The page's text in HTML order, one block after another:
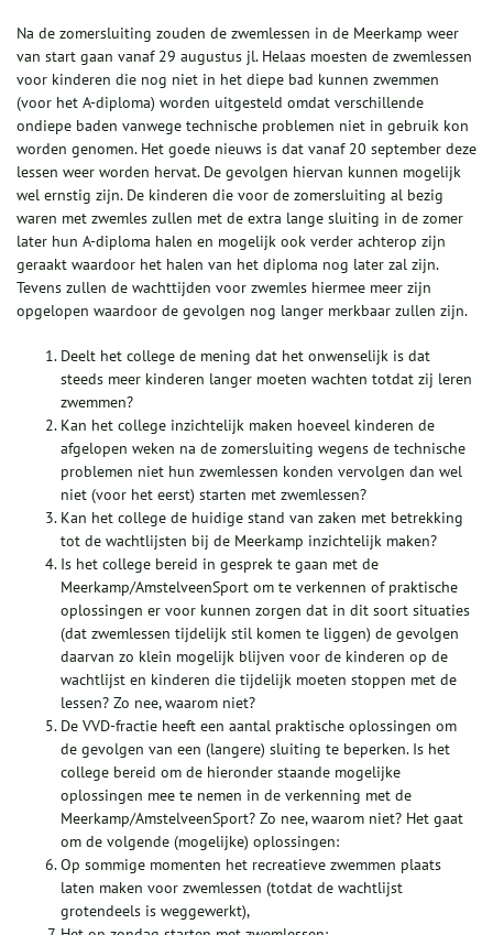
Na de zomersluiting zouden de zwemlessen in de Meerkamp weer
van start gaan vanaf 29 augustus jl. Helaas moesten de zwemlessen
voor kinderen die nog niet in het diepe bad kunnen zwemmen
(voor het A-diploma) worden uitgesteld omdat verschillende
ondiepe baden vanwege technische problemen niet in gebruik kon
worden genomen. Het goede nieuws is dat vanaf 20 september deze
lessen weer worden hervat. De gevolgen hiervan kunnen mogelijk
wel ernstig zijn. De kinderen die voor de zomersluiting al bezig
waren met zwemles zullen met de extra lange sluiting in de zomer
later hun A-diploma halen en mogelijk ook verder achterop zijn
geraakt waardoor het halen van het diploma nog later zal zijn.
Tevens zullen de wachttijden voor zwemles hiermee meer zijn
opgelopen waardoor de gevolgen nog langer merkbaar zullen zijn.
Deelt het college de mening dat het onwenselijk is dat
steeds meer kinderen langer moeten wachten totdat zij leren
zwemmen?
Kan het college inzichtelijk maken hoeveel kinderen de
afgelopen weken na de zomersluiting wegens de technische
problemen niet hun zwemlessen konden vervolgen dan wel
niet (voor het eerst) starten met zwemlessen?
Kan het college de huidige stand van zaken met betrekking
tot de wachtlijsten bij de Meerkamp inzichtelijk maken?
Is het college bereid in gesprek te gaan met de
Meerkamp/AmstelveenSport om te verkennen of praktische
oplossingen er voor kunnen zorgen dat in dit soort situaties
(dat zwemlessen tijdelijk stil komen te liggen) de gevolgen
daarvan zo klein mogelijk blijven voor de kinderen op de
wachtlijst en kinderen die tijdelijk moeten stoppen met de
lessen? Zo nee, waarom niet?
De VVD-fractie heeft een aantal praktische oplossingen om
de gevolgen van een (langere) sluiting te beperken. Is het
college bereid om de hieronder staande mogelijke
oplossingen mee te nemen in de verkenning met de
Meerkamp/AmstelveenSport? Zo nee, waarom niet? Het gaat
om de volgende (mogelijke) oplossingen:
Op sommige momenten het recreatieve zwemmen plaats
laten maken voor zwemlessen (totdat de wachtlijst
grotendeels is weggewerkt),